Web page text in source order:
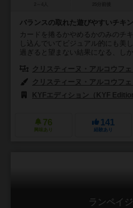
バランスの取れた遊びやすいチキ
カードを捲るかやめるかのみのチ
し込んでいてビジュアル的にも美
過ぎると望まない結果になる、し
クリスティーヌ・アルコウフ
クリスティーヌ・アルコウフ
KYFエディション（KYF Edition
76
興味あり
141
経験あり
ランペイ